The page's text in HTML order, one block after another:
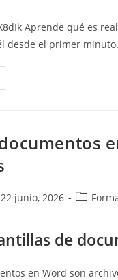
entrada:
Aprende qué es
desde el primer
22 junio, 2026
Categoría
entrada:
de
en Word son